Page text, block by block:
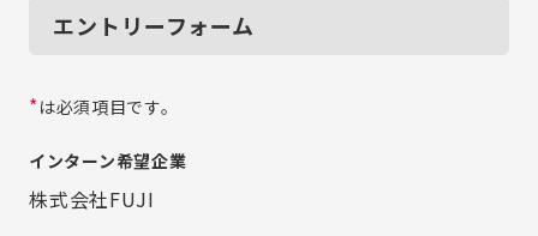
エントリーフォーム
*は必須項目です。
インターン希望企業
株式会社FUJI